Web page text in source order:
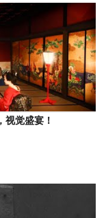
视觉盛宴！